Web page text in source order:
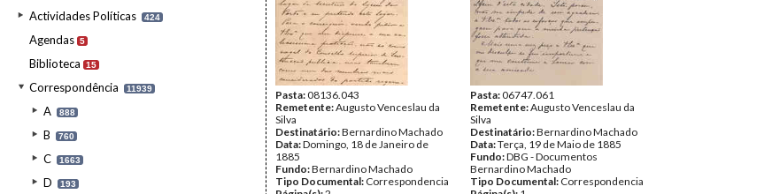
Actividades Políticas 424
Agendas 5
Biblioteca 15
Correspondência 11939
A 888
B 760
C 1663
D 193
Pasta:08136.043
Remetente:Augusto Venceslau da
Silva
Destinatário:Bernardino Machado
Data:Domingo, 18 de Janeiro de
1885
Fundo:Bernardino Machado
Tipo Documental: Correspondencia
Pasta:06747.061
Remetente:Augusto Venceslau da
Silva
Destinatário:Bernardino Machado
Data:Terça, 19 de Maio de 1885
Fundo:DBG - Documentos
Bernardino Machado
Tipo Documental: Correspondencia